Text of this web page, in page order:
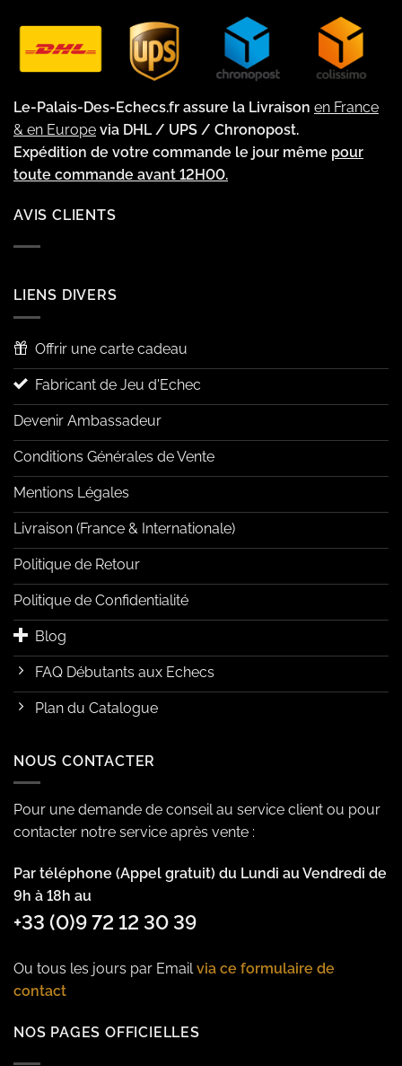
Le-Palais-Des-Echecs.fr assure la Livraison en France
& en Europe via DHL / UPS / Chronopost.
Expédition de votre commande le jour même pour
toute commande avant 12H00.
AVIS CLIENTS
LIENS DIVERS
Offrir une carte cadeau
Fabricant de Jeu d'Echec
Devenir Ambassadeur
Conditions Générales de Vente
Mentions Légales
Livraison (France & Internationale)
Politique de Retour
Politique de Confidentialité
Blog
FAQ Débutants aux Echecs
Plan du Catalogue
NOUS CONTACTER
Pour une demande de conseil au service client ou pour
contacter notre service après vente :
Par téléphone (Appel gratuit) du Lundi au Vendredi de
9h à 18h au
+33 (0)9 72 12 30 39
Ou tous les jours par Emailvia ce formulaire de
contact
NOS PAGES OFFICIELLES